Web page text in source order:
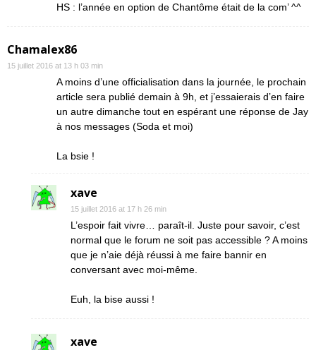
HS : l’année en option de Chantôme était de la com’ ^^
Chamalex86
15 juillet 2016 at 13 h 03 min
A moins d’une officialisation dans la journée, le prochain
article sera publié demain à 9h, et j’essaierais d’en faire
un autre dimanche tout en espérant une réponse de Jay
à nos messages (Soda et moi)
La bsie !
xave
15 juillet 2016 at 17 h 26 min
L’espoir fait vivre… paraît-il. Juste pour savoir, c’est
normal que le forum ne soit pas accessible ? A moins
que je n’aie déjà réussi à me faire bannir en
conversant avec moi-même.
Euh, la bise aussi !
xave